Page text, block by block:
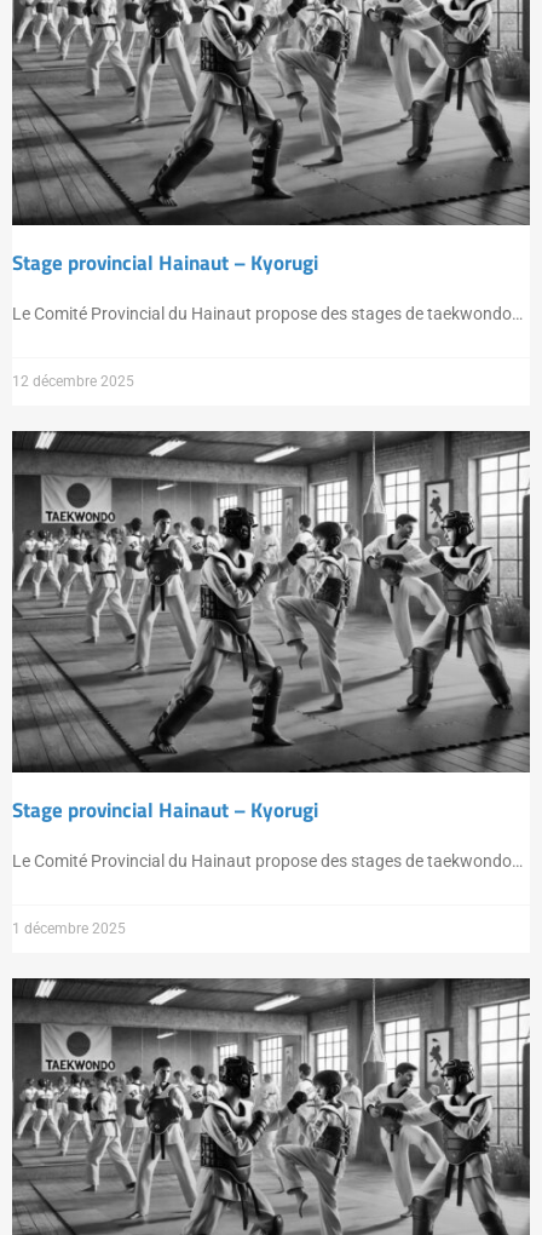
Stage provincial Hainaut – Kyorugi
Le Comité Provincial du Hainaut propose des stages de taekwondo…
12 décembre 2025
Stage provincial Hainaut – Kyorugi
Le Comité Provincial du Hainaut propose des stages de taekwondo…
1 décembre 2025